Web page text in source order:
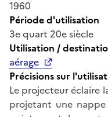
1960
Période d'utilisation
3e quart 20e siècle
Utilisation /
aérage
Précisions sur
Le projecteur éclaire
projetant une